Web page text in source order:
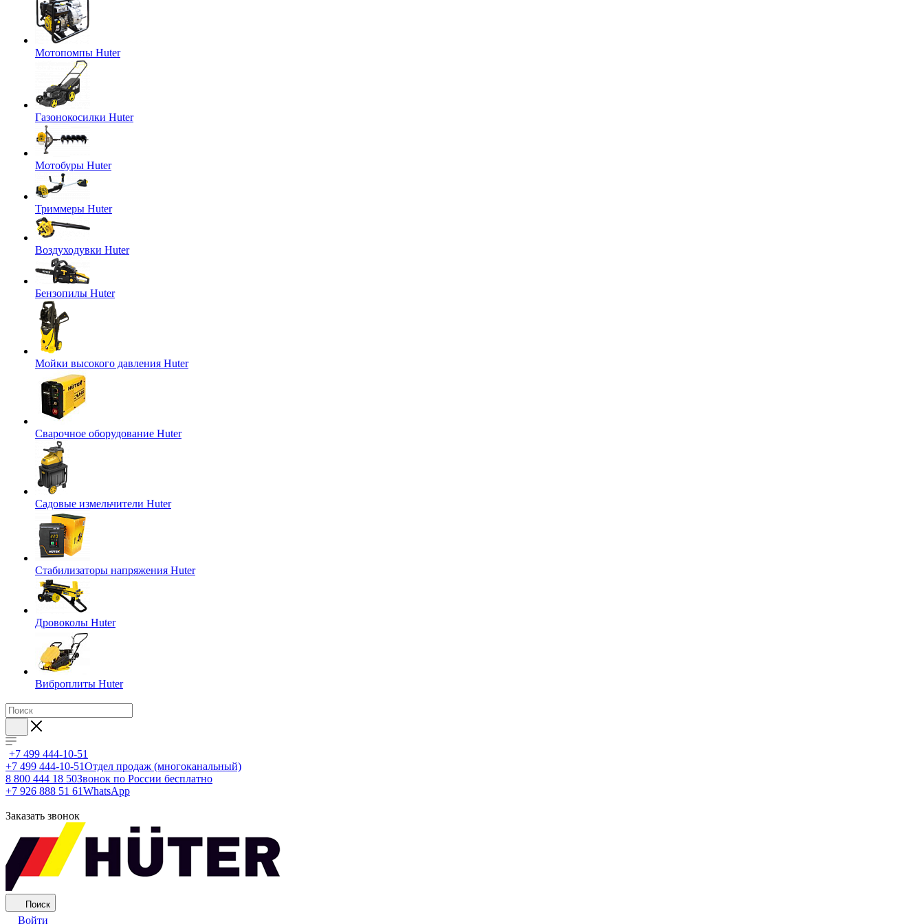
Мотопомпы Huter
Газонокосилки Huter
Мотобуры Huter
Триммеры Huter
Воздуходувки Huter
Бензопилы Huter
Мойки высокого давления Huter
Сварочное оборудование Huter
Садовые измельчители Huter
Стабилизаторы напряжения Huter
Дровоколы Huter
Виброплиты Huter
+7 499 444-10-51
+7 499 444-10-51Отдел продаж (многоканальный)
8 800 444 18 50Звонок по России бесплатно
+7 926 888 51 61WhatsApp
Заказать звонок
Поиск
Войти